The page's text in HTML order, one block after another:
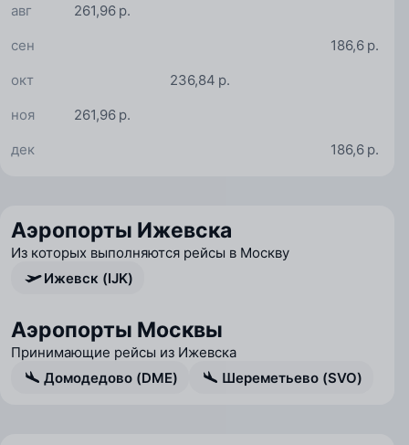
261,96 р.
авг
186,6 р.
сен
236,84 р.
окт
261,96 р.
ноя
186,6 р.
дек
Аэропорты Ижевска
Из которых выполняются рейсы в Москву
Ижевск (IJK)
Аэропорты Москвы
Принимающие рейсы из Ижевска
Домодедово (DME)
Шереметьево (SVO)